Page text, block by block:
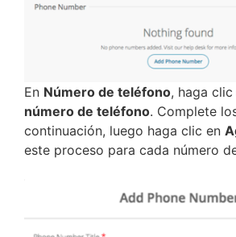
En Número de teléfono, haga clic
número de teléfono. Complete
continuación, luego haga clic en
este proceso para cada número